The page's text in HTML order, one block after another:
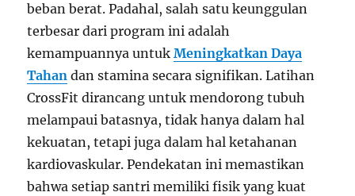
beban berat. Padahal, salah satu keunggulan
terbesar dari program ini adalah
kemampuannya untukMeningkatkan Daya
Tahan dan stamina secara signifikan. Latihan
CrossFit dirancang untuk mendorong tubuh
melampaui batasnya, tidak hanya dalam hal
kekuatan, tetapi juga dalam hal ketahanan
kardiovaskular. Pendekatan ini memastikan
bahwa setiap santri memiliki fisik yang kuat